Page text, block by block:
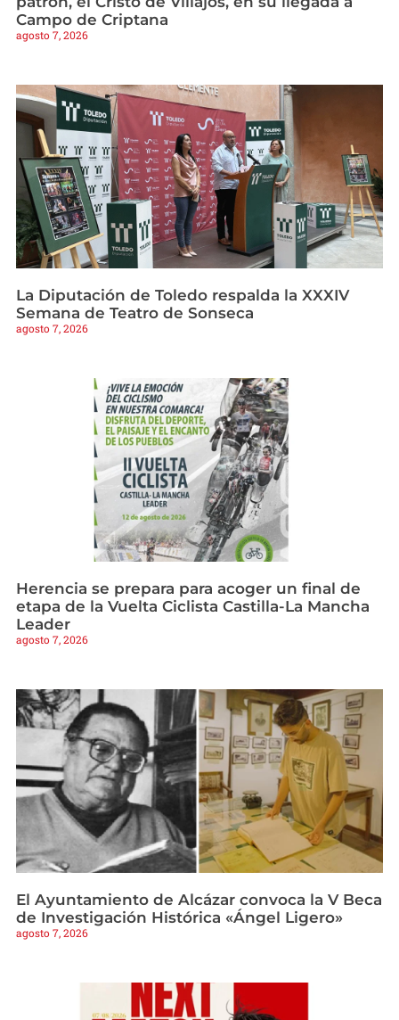
Campo de Criptana
agosto 7, 2026
La Diputación de Toledo respalda la XXXIV
Semana de Teatro de Sonseca
agosto 7, 2026
Herencia se prepara para acoger un final de
etapa de la Vuelta Ciclista Castilla-La Mancha
Leader
agosto 7, 2026
El Ayuntamiento de Alcázar convoca la V Beca
de Investigación Histórica «Ángel Ligero»
agosto 7, 2026